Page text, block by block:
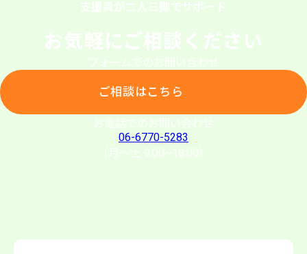
支援員が二人三脚でサポート
お気軽にご相談ください
フォームでのお問い合わせ
ご相談はこちら
お電話でのお問い合わせ
06-6770-5283
（月〜土 9:00~18:00）